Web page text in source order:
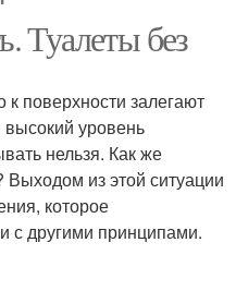
Туалеты без
поверхности залегают
уровень
нельзя. Как же
Выходом из этой ситуации
которое
с другими принципами.